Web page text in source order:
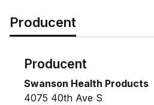
Producent
Producent
Swanson Health Products
4075 40th Ave S